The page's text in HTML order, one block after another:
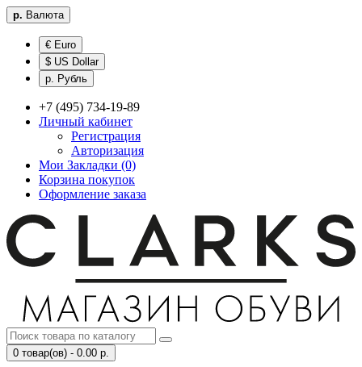
р. Валюта
€ Euro
$ US Dollar
р. Рубль
+7 (495) 734-19-89
Личный кабинет
Регистрация
Авторизация
Мои Закладки (0)
Корзина покупок
Оформление заказа
0 товар(ов) - 0.00 р.